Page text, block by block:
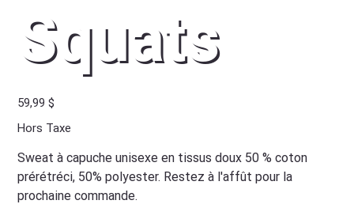
Squats
Prix
59,99 $
Hors Taxe
Sweat à capuche unisexe en tissus doux 50 % coton
prérétréci, 50% polyester. Restez à l'affût pour la
prochaine commande.